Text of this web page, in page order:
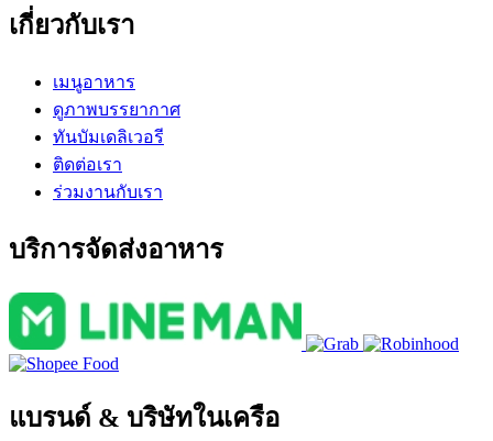
เกี่ยวกับเรา
เมนูอาหาร
ดูภาพบรรยากาศ
ทันบัมเดลิเวอรี
ติดต่อเรา
ร่วมงานกับเรา
บริการจัดส่งอาหาร
แบรนด์ & บริษัทในเครือ